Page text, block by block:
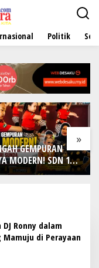
Politik
»
GEMPURAN
MODERN! SDN 1
Lahirkan
Ronny dalam
Mamuju di Perayaan